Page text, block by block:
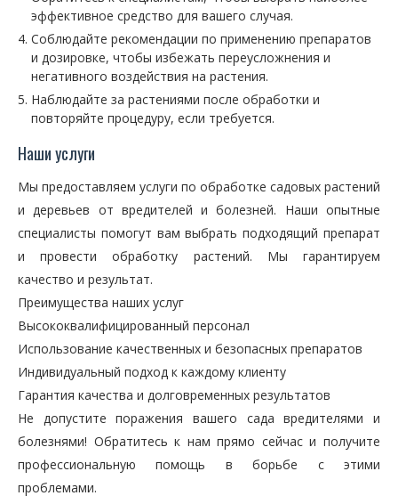
эффективное средство для вашего случая.
Соблюдайте рекомендации по применению препаратов
и дозировке, чтобы избежать переусложнения и
негативного воздействия на растения.
Наблюдайте за растениями после обработки и
повторяйте процедуру, если требуется.
Наши услуги
Мы предоставляем услуги по обработке садовых растений
и деревьев от вредителей и болезней. Наши опытные
специалисты помогут вам выбрать подходящий препарат
и провести обработку растений. Мы гарантируем
качество и результат.
Преимущества наших услуг
Высококвалифицированный персонал
Использование качественных и безопасных препаратов
Индивидуальный подход к каждому клиенту
Гарантия качества и долговременных результатов
Не допустите поражения вашего сада вредителями и
болезнями! Обратитесь к нам прямо сейчас и получите
профессиональную помощь в борьбе с этими
проблемами.